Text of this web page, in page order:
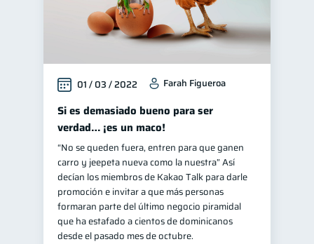
01 / 03 / 2022 Farah Figueroa
Si es demasiado bueno para ser
verdad… ¡es un maco!
“No se queden fuera, entren para que ganen
carro y jeepeta nueva como la nuestra” Así
decían los miembros de Kakao Talk para darle
promoción e invitar a que más personas
formaran parte del último negocio piramidal
que ha estafado a cientos de dominicanos
desde el pasado mes de octubre.